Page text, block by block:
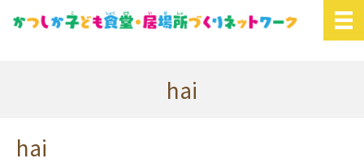
hai
hai